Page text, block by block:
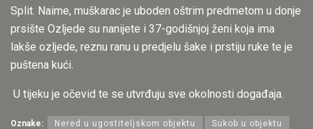
Split. Naime, muškarac je uboden oštrim predmetom u donje
prsište Ozljede su nanijete i 37-godišnjoj ženi koja ima
lakše ozljede, reznu ranu u predjelu šake i prstiju ruke te je
puštena kući.
U tijeku je očevid te se utvrđuju sve okolnosti događaja.
Oznake: Nered u ugostiteljskom objektu Sukob u objektu